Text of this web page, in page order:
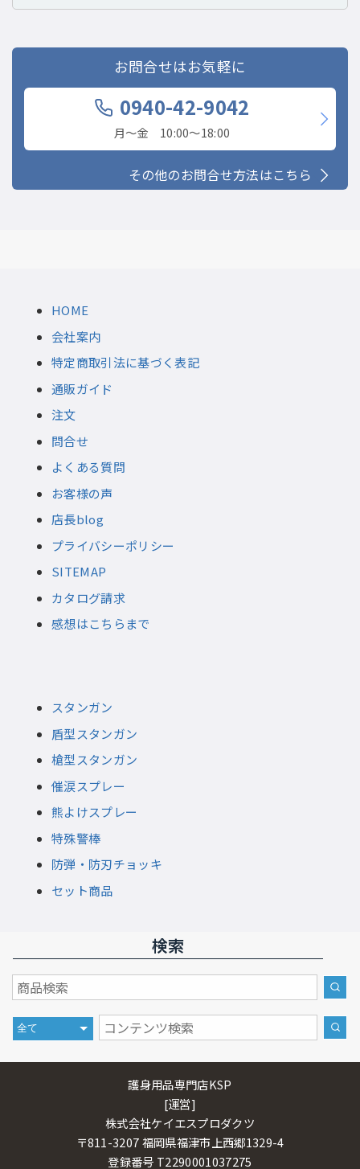
お問合せはお気軽に
0940-42-9042
月〜金 10:00〜18:00
その他のお問合せ方法はこちら
HOME
会社案内
特定商取引法に基づく表記
通販ガイド
注文
問合せ
よくある質問
お客様の声
店長blog
プライバシーポリシー
SITEMAP
カタログ請求
感想はこちらまで
スタンガン
盾型スタンガン
槍型スタンガン
催涙スプレー
熊よけスプレー
特殊警棒
防弾・防刃チョッキ
セット商品
検索
護身用品専門店KSP
[運営]
株式会社ケイエスプロダクツ
〒811-3207 福岡県福津市上西郷1329-4
登録番号 T2290001037275